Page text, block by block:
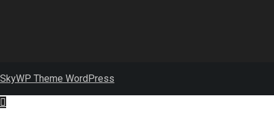
SkyWP Theme WordPress